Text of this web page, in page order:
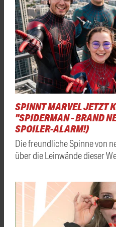
SPINNT MARVEL JETZT
"SPIDERMAN - BRAND
SPOILER-ALARM!)
Die freundliche Spinne von
über die Leinwände dieser